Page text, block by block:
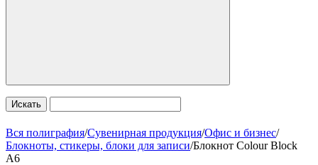
Искать
Вся полиграфия/Сувенирная продукция/Офис и бизнес/
Блокноты, стикеры, блоки для записи/Блокнот Colour Block
А6